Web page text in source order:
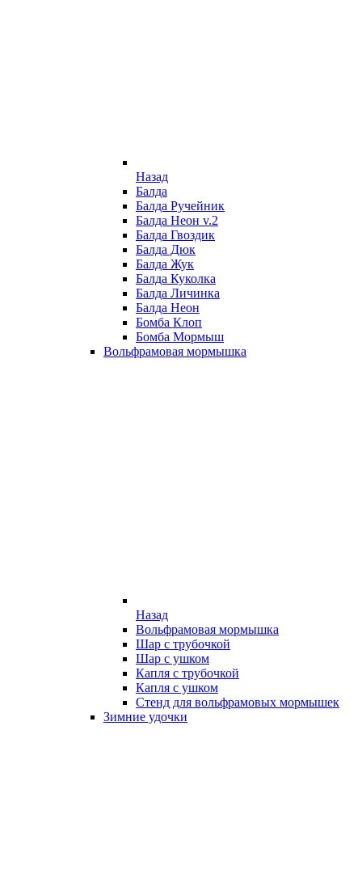
Назад
Балда
Балда Ручейник
Балда Неон v.2
Балда Гвоздик
Балда Дюк
Балда Жук
Балда Куколка
Балда Личинка
Балда Неон
Бомба Клоп
Бомба Мормыш
Вольфрамовая мормышка
Назад
Вольфрамовая мормышка
Шар с трубочкой
Шар с ушком
Капля с трубочкой
Капля с ушком
Стенд для вольфрамовых мормышек
Зимние удочки